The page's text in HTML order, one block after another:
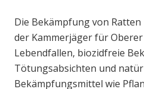
Die Bekämpfung von Ratten
der Kammerjäger für
Lebendfallen, biozidfreie
Tötungsabsichten und
Bekämpfungsmittel wie